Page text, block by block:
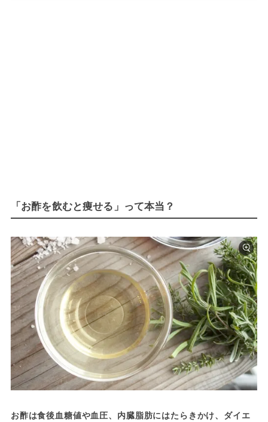
「お酢を飲むと痩せる」って本当？
お酢は食後血糖値や血圧、内臓脂肪にはたらきかけ、ダイエ